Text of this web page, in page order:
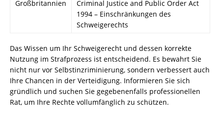
Großbritannien
Criminal Justice and Public Order Act
1994 – Einschränkungen des
Schweigerechts
Das Wissen um Ihr Schweigerecht und dessen korrekte
Nutzung im Strafprozess ist entscheidend. Es bewahrt Sie
nicht nur vor Selbstinzriminierung, sondern verbessert auch
Ihre Chancen in der Verteidigung. Informieren Sie sich
gründlich und suchen Sie gegebenenfalls professionellen
Rat, um Ihre Rechte vollumfänglich zu schützen.